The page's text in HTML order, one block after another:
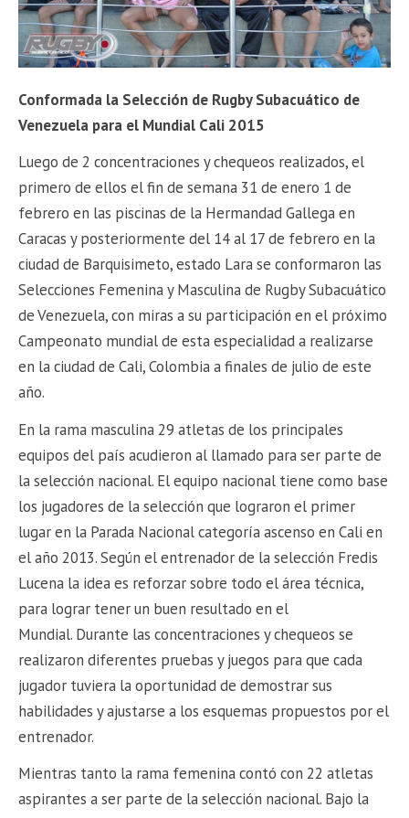
Conformada la Selección de Rugby Subacuático de
Venezuela para el Mundial Cali 2015
Luego de 2 concentraciones y chequeos realizados, el
primero de ellos el fin de semana 31 de enero 1 de
febrero en las piscinas de la Hermandad Gallega en
Caracas y posteriormente del 14 al 17 de febrero en la
ciudad de Barquisimeto, estado Lara se conformaron las
Selecciones Femenina y Masculina de Rugby Subacuático
de Venezuela, con miras a su participación en el próximo
Campeonato mundial de esta especialidad a realizarse
en la ciudad de Cali, Colombia a finales de julio de este
año.
En la rama masculina 29 atletas de los principales
equipos del país acudieron al llamado para ser parte de
la selección nacional. El equipo nacional tiene como base
los jugadores de la selección que lograron el primer
lugar en la Parada Nacional categoría ascenso en Cali en
el año 2013. Según el entrenador de la selección Fredis
Lucena la idea es reforzar sobre todo el área técnica,
para lograr tener un buen resultado en el
Mundial. Durante las concentraciones y chequeos se
realizaron diferentes pruebas y juegos para que cada
jugador tuviera la oportunidad de demostrar sus
habilidades y ajustarse a los esquemas propuestos por el
entrenador.
Mientras tanto la rama femenina contó con 22 atletas
aspirantes a ser parte de la selección nacional. Bajo la